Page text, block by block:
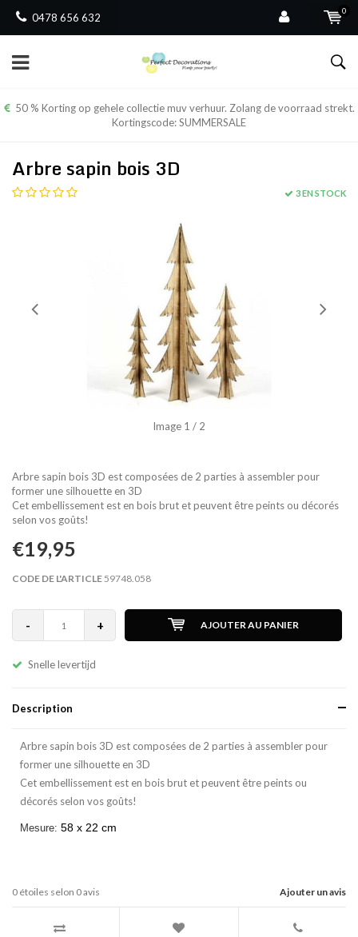
0478 656 632
0
50 % Korting op gehele collectie muv verhuur. Zolang de voorraad strekt.
Kortingscode: SUMMERSALE
Arbre sapin bois 3D
3 EN STOCK
Image 1 / 2
Arbre sapin bois 3D est composées de 2 parties à assembler pour
former une silhouette en 3D
Cet embellissement est en bois brut et peuvent être peints ou décorés
selon vos goûts!
€19,95
CODE DE L'ARTICLE59748.058
- + AJOUTER AU PANIER
Snelle levertijd
Description
Arbre sapin bois 3D est composées de 2 parties à assembler pour
former une silhouette en 3D
Cet embellissement est en bois brut et peuvent être peints ou
décorés selon vos goûts!
Mesure: 58 x 22 cm
Ajouter un avis
0 étoiles selon 0avis